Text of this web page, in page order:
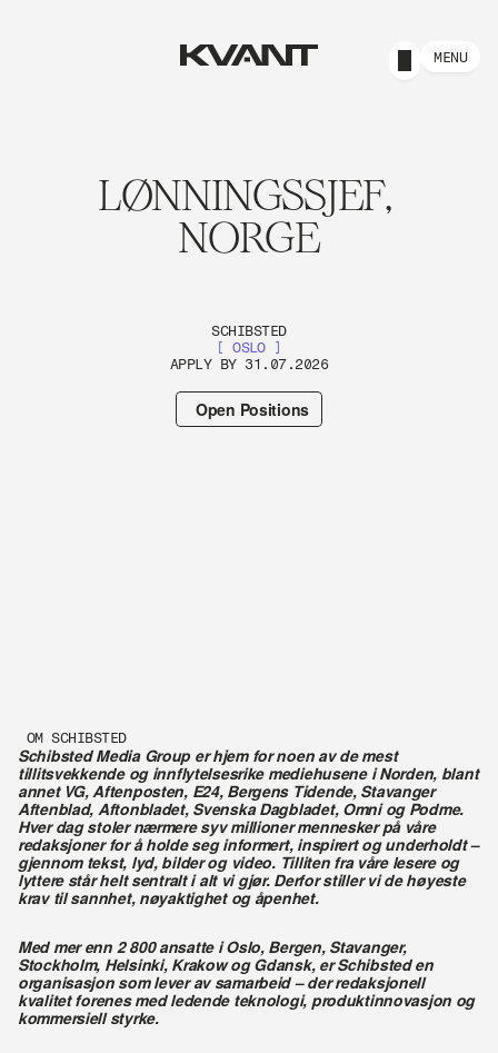
MENU
LØNNINGSSJEF,
NORGE
SCHIBSTED
[ OSLO ]
APPLY BY 31.07.2026
Open Positions
OM SCHIBSTED
Schibsted Media Group er hjem for noen av de mest
tillitsvekkende og innflytelsesrike mediehusene i Norden, blant
annet VG, Aftenposten, E24, Bergens Tidende, Stavanger
Aftenblad, Aftonbladet, Svenska Dagbladet, Omni og Podme.
Hver dag stoler nærmere syv millioner mennesker på våre
redaksjoner for å holde seg informert, inspirert og underholdt –
gjennom tekst, lyd, bilder og video. Tilliten fra våre lesere og
lyttere står helt sentralt i alt vi gjør. Derfor stiller vi de høyeste
krav til sannhet, nøyaktighet og åpenhet.
Med mer enn 2 800 ansatte i Oslo, Bergen, Stavanger,
Stockholm, Helsinki, Krakow og Gdansk, er Schibsted en
organisasjon som lever av samarbeid – der redaksjonell
kvalitet forenes med ledende teknologi, produktinnovasjon og
kommersiell styrke.